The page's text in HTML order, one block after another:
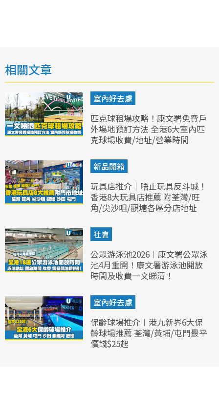
相關文章
室內好去處
匹克球租場攻略！康文署免費戶
外場地預訂方法 全港6大室內匹
克球場收費/地址/營業時間
新品開箱
玩具店推介｜唔止玩具反斗城！
香港8大玩具店推薦 附荃灣/旺
角/尖沙咀/觀塘各區分店地址
社會
公眾游泳池2026︱康文署公眾泳
池4月重開！康文署游泳池開放
時間及收費一文睇清！
室內好去處
保齡球場推介︱港九新界6大保
齡球場推薦 荃灣/黃埔/屯門最平
價錢$25起